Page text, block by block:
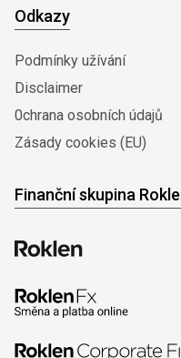
Odkazy
Podmínky užívání
Disclaimer
0chrana osobních údajů
Zásady cookies (EU)
Finanční skupina